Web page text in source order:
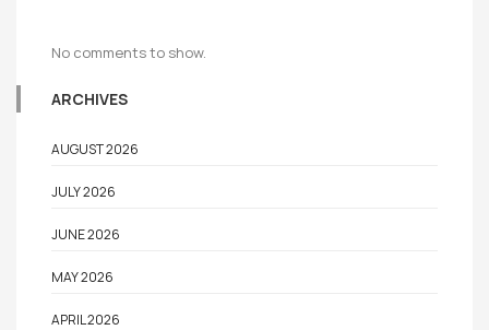
No comments to show.
ARCHIVES
AUGUST 2026
JULY 2026
JUNE 2026
MAY 2026
APRIL 2026